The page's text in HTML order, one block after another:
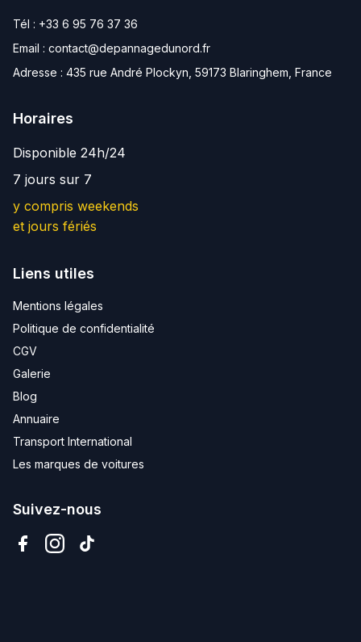
Tél : +33 6 95 76 37 36
Email : contact@depannagedunord.fr
Adresse : 435 rue André Plockyn, 59173 Blaringhem, France
Horaires
Disponible 24h/24
7 jours sur 7
y compris weekends
et jours fériés
Liens utiles
Mentions légales
Politique de confidentialité
CGV
Galerie
Blog
Annuaire
Transport International
Les marques de voitures
Suivez-nous